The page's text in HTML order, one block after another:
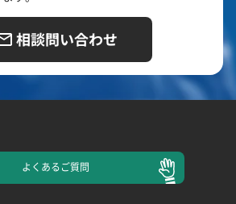
相談問い合わせ
よくあるご質問